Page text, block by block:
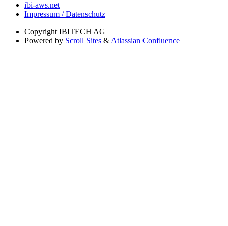
ibi-aws.net
Impressum / Datenschutz
Copyright IBITECH AG
Powered by Scroll Sites & Atlassian Confluence